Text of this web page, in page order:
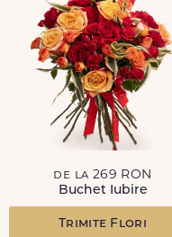
de la 269 RON
Buchet Iubire
Trimite Flori